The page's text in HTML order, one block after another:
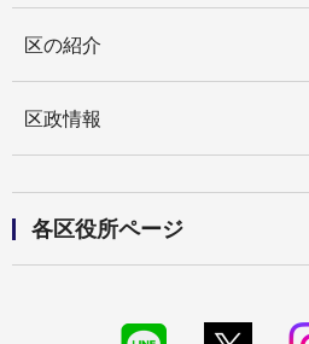
区の紹介
区政情報
各区役所ページ